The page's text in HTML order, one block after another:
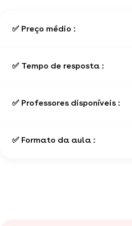
✅ Preço médio :
✅ Tempo de resposta :
✅ Professores disponíveis :
✅ Formato da aula :